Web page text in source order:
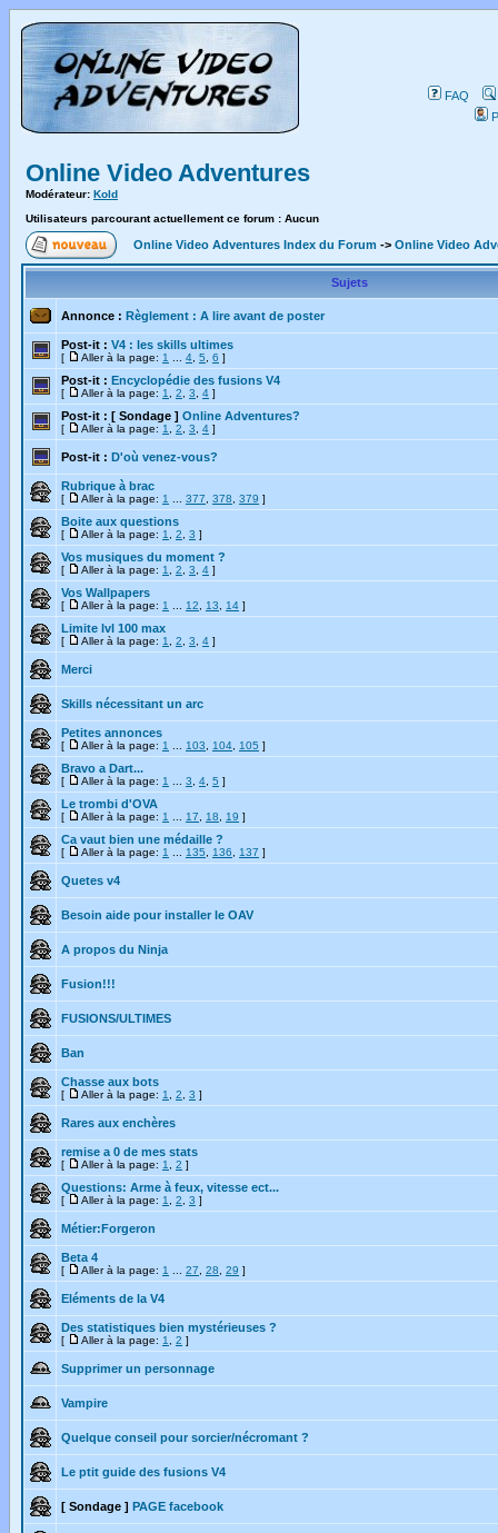
FAQ
Online Video Adventures
Modérateur: Kold
Utilisateurs parcourant actuellement ce forum : Aucun
Online Video Adventures Index du Forum -> Online Video
Sujets
Annonce : Règlement : A lire avant de poster
Post-it : V4 : les skills ultimes
[ Aller à la page: 1 4 5 6 ]
Post-it : Encyclopédie des fusions V4
[ Aller à la page: 1 2 3 4 ]
Post-it : [ Sondage ] Online Adventures?
[ Aller à la page: 1 2 3 4 ]
Post-it : D'où venez-vous?
Rubrique à brac
[ Aller à la page: 1 377 378 379 ]
Boite aux questions
[ Aller à la page: 1 2 3 ]
Vos musiques du moment ?
[ Aller à la page: 1 2 3 4 ]
Vos Wallpapers
[ Aller à la page: 1 12 13 14 ]
Limite lvl 100 max
[ Aller à la page: 1 2 3 4 ]
Merci
Skills nécessitant un arc
Petites annonces
[ Aller à la page: 1 103 104 105 ]
Bravo a Dart...
[ Aller à la page: 1 3 4 5 ]
Le trombi d'OVA
[ Aller à la page: 1 17 18 19 ]
Ca vaut bien une médaille ?
[ Aller à la page: 1 135 136 137 ]
Quetes v4
Besoin aide pour installer le OAV
A propos du Ninja
Fusion!!!
FUSIONS/ULTIMES
Ban
Chasse aux bots
[ Aller à la page: 1 2 3 ]
Rares aux enchères
remise a 0 de mes stats
[ Aller à la page: 1 2 ]
Questions: Arme à feux, vitesse ect...
[ Aller à la page: 1 2 3 ]
Métier:Forgeron
Beta 4
[ Aller à la page: 1 27 28 29 ]
Eléments de la V4
Des statistiques bien mystérieuses ?
[ Aller à la page: 1 2 ]
Supprimer un personnage
Vampire
Quelque conseil pour sorcier/nécromant ?
Le ptit guide des fusions V4
[ Sondage ] PAGE facebook